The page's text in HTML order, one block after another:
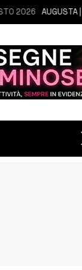
AUGUSTA |